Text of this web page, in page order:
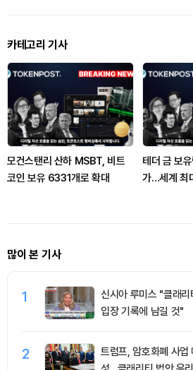
카테고리 기사
모건스탠리 산하 MSBT, 비트
코인 보유 6331개로 확대
테더 금 보
가…세계 최
많이 본 기사
1
신시아 루미스 "클래
입장 기록에 남길 것"
2
트럼프, 암호화폐 사업